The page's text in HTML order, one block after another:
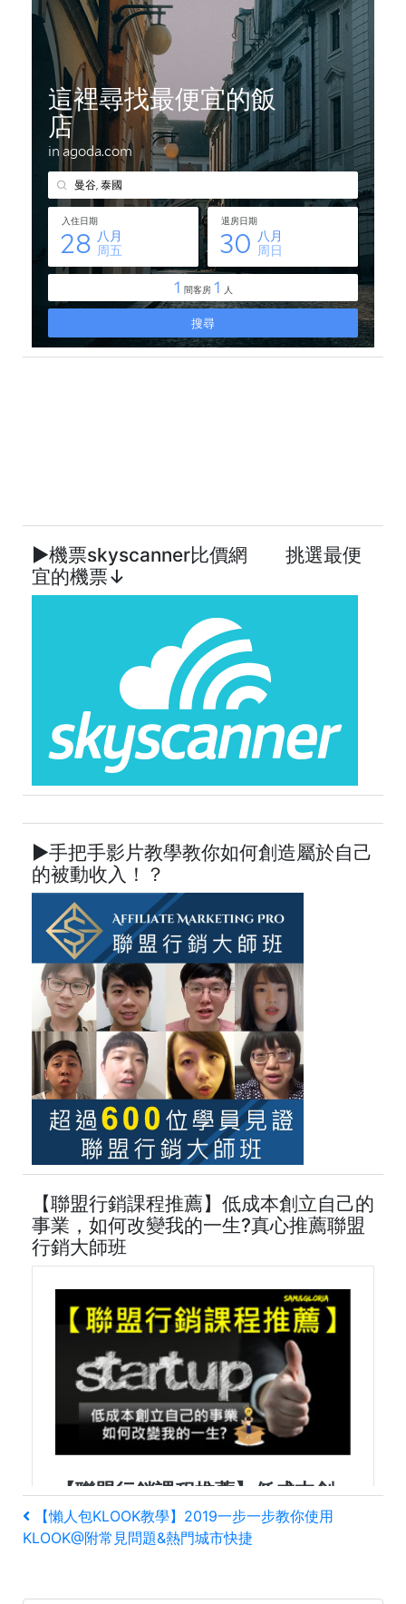
►機票skyscanner比價網 挑選最便
宜的機票↓
►手把手影片教學教你如何創造屬於自己
的被動收入！？
【聯盟行銷課程推薦】低成本創立自己的
事業，如何改變我的一生?真心推薦聯盟
行銷大師班
文
章
導
上
一
【懶人包KLOOK教學】2019一步一步教你使用
KLOOK@附常見問題&熱門城市快捷